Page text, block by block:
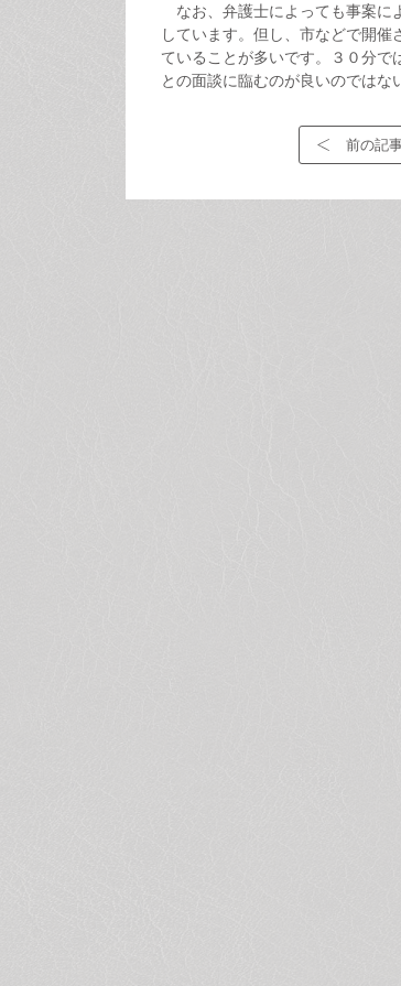
なお、弁護士によっても事案に
しています。但し、市などで開
ていることが多いです。３０分
との面談に臨むのが良いのではな
前の記